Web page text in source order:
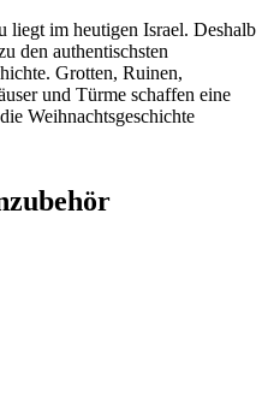
liegt im heutigen Israel. Deshalb
den authentischsten
Grotten, Ruinen,
und Türme schaffen eine
Weihnachtsgeschichte